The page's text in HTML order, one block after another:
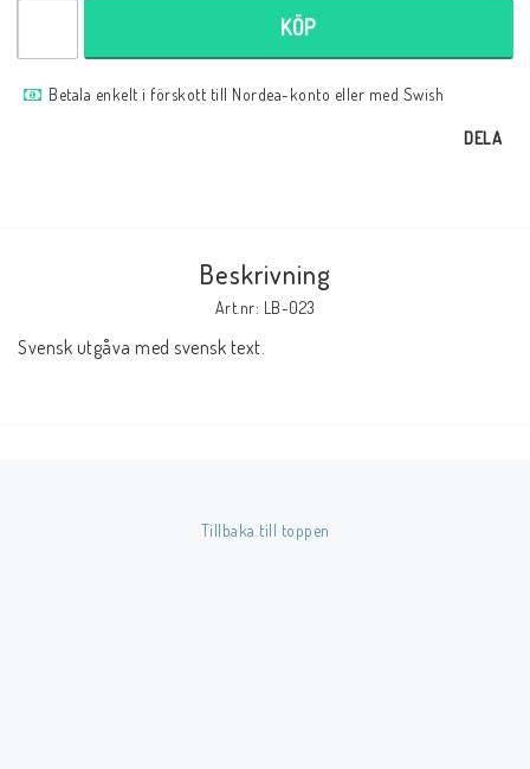
Kontaktformulär
Betala enkelt i förskott till konto i Nordea eller med Swish.
KÖP
Betala enkelt i förskott till Nordea-konto eller med Swish
DELA
Beskrivning
Art.nr: LB-023
Svensk utgåva med svensk text.
Tillbaka till toppen